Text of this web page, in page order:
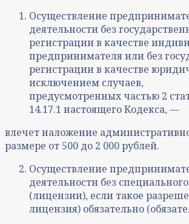
Осуществление
деятельности без
регистрации в качестве
предпринимателя или без
регистрации в качестве
исключением случаев,
предусмотренных частью 2
14.17.1 настоящего Кодекса, —
влечет наложение
размере от 500 до 2 000 рублей.
Осуществление
деятельности без
(лицензии), если такое
лицензия) обязательно